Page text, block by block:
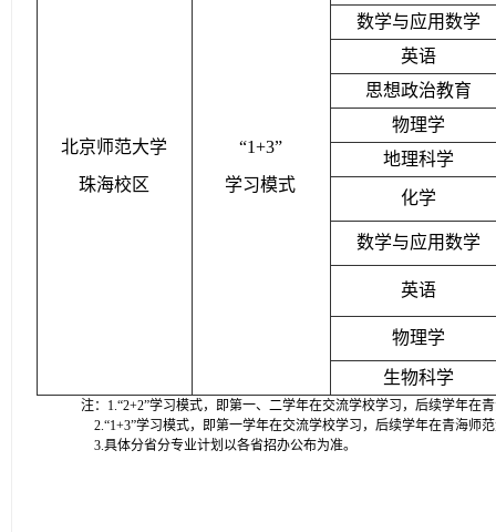
北京师范大学
珠海校区
“1+3”
学习模式
数学与应用数学
英语
思想政治教育
物理学
地理科学
化学
数学与应用数学
英语
物理学
生物科学
注：1.“2+2”学习模式，即第一、二学年在交流学校学习，后续学年在
2.“1+3”学习模式，即第一学年在交流学校学习，后续学年在青海师范
3.具体分省分专业计划以各省招办公布为准。